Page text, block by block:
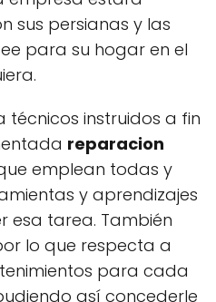
sus persianas y las
para su hogar en el
técnicos instruidos a fin
reparacion
emplean todas y
y aprendizajes
esa tarea. También
lo que respecta a
para cada
así concederle